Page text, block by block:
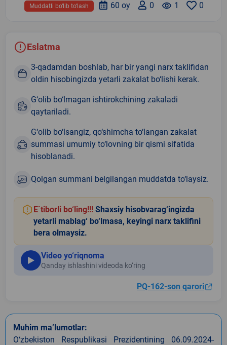
0
remove_red_eye 1
0
60 oy
Muddatli bo‘lib to‘lash
Eslatma
3-qadamdan boshlab, har bir yangi narx taklifidan
oldin hisobingizda yetarli zakalat bo‘lishi kerak.
G‘olib bo‘lmagan ishtirokchining zakaladi
qaytariladi.
G‘olib bo‘lsangiz, qo‘shimcha to‘langan zakalat
summasi umumiy to‘lovning bir qismi sifatida
hisoblanadi.
Qolgan summani belgilangan muddatda to‘laysiz.
E`tiborli bo‘ling!!! Shaxsiy hisobvarag‘ingizda
yetarli mablag‘ bo‘lmasa, keyingi narx taklifini
bera olmaysiz.
Video yo‘riqnoma
Qanday ishlashini videoda ko‘ring
PQ-162-son qarori
Muhim ma’lumotlar:
O‘zbekiston Respublikasi Prezidentining 06.09.2024-